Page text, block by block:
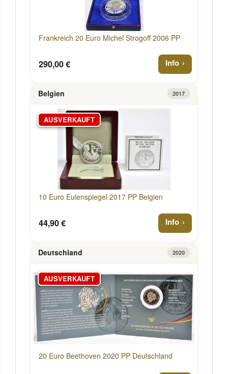
Frankreich 20 Euro Michel Strogoff 2006 PP
290,00 € Info
Belgien 2017
AUSVERKAUFT
10 Euro Eulenspiegel 2017 PP Belgien
44,90 € Info
Deutschland 2020
AUSVERKAUFT
20 Euro Beethoven 2020 PP Deutschland